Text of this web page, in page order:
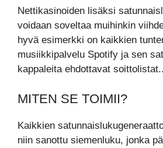
Nettikasinoiden lisäksi
voidaan soveltaa muihinkin
hyvä esimerkki on kaikkien
musiikkipalvelu Spotify ja sen
kappaleita ehdottavat soittolistat..
MITEN SE TOIMII?
Kaikkien
niin sanottu siemenluku, jonka